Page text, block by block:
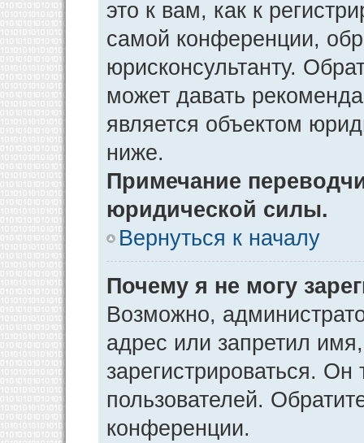
это к вам, как к
самой конференции,
юрисконсультанту.
может давать
является объектом
ниже.
Примечание
юридической силы.
Вернуться к началу
Почему я не могу
Возможно,
адрес или запретил
зарегистрироваться.
пользователей.
конференции.